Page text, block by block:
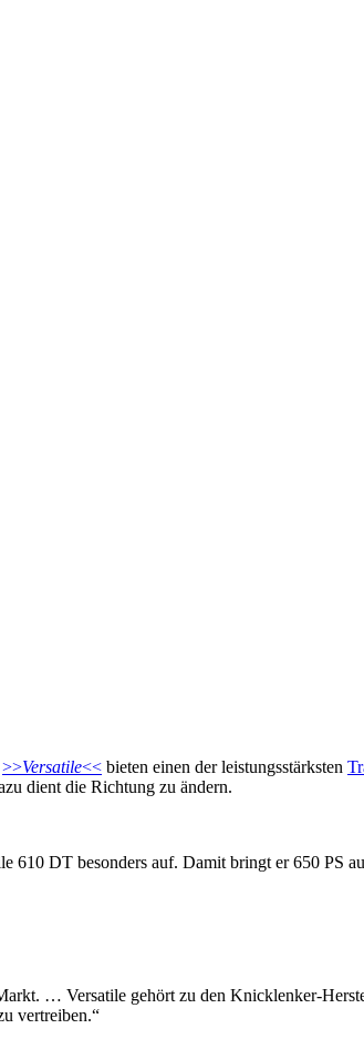
>>Versatile<< bieten einen der leistungsstärksten
dient die Richtung zu ändern.
610 DT besonders auf. Damit bringt er 650 PS
… Versatile gehört zu den Knicklenker-
vertreiben.“